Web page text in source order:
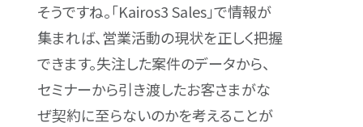
そうですね。「Kairos3 Sales」で情報が
集まれば、営業活動の現状を正しく把握
できます。失注した案件のデータから、
セミナーから引き渡したお客さまがな
ぜ契約に至らないのかを考えることが